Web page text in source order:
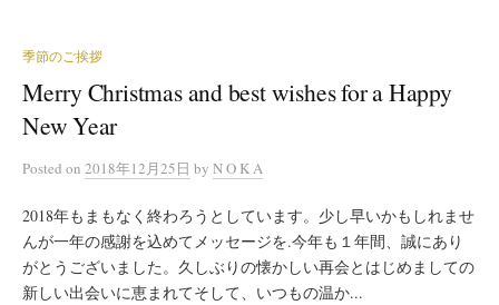
季節のご挨拶
Merry Christmas and best wishes for a Happy
New Year
Posted on 2018年12月25日 by N O K A
2018年もまもなく終わろうとしています。少し早いかもしれませ
んが一年の感謝を込めてメッセージを.今年も１年間、誠にあり
がとうございました。久しぶりの懐かしい再会とはじめましての
新しい出会いに恵まれてそして、いつもの温か...